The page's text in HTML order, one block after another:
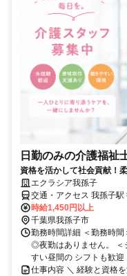
日勤のみの介護福祉
資格を活かして社会貢献！
エクラシア我孫子
交通・アクセス 我孫子駅
時給1,450円以上
千葉県我孫子市
勤務時間詳細 ＜勤務時
◎夜勤はありません。
すい昼間の シフトも歓迎
仕事内容 ＼ 経験と資